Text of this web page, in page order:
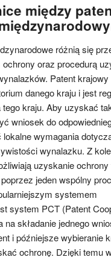
między
różnią się
oraz procedurą
Patent
danego kraju i jest
kraju. Aby uzyskać
wniosek do
lokalne wymagania
wynalazku. Z
uzyskanie ochrony
jeden wspólny
systemem
system PCT (Patent
na składanie jednego
i późniejsze wybieranie
ochronę. Dzięki temu